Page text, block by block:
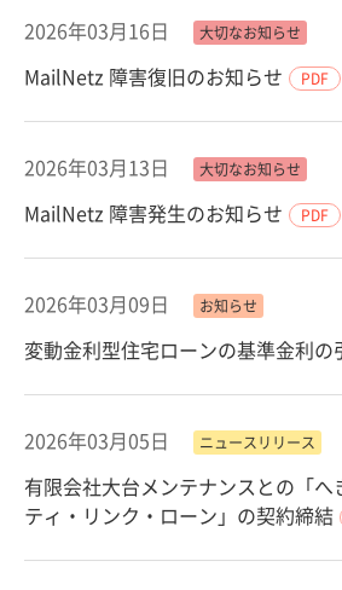
2026年03月16日 大切なお知らせ
MailNetz 障害復旧のお知らせ PDF
2026年03月13日 大切なお知らせ
MailNetz 障害発生のお知らせ PDF
2026年03月09日 お知らせ
変動金利型住宅ローンの基準金利の
2026年03月05日 ニュースリリース
有限会社大台メンテナンスとの「へ
ティ・リンク・ローン」の契約締結